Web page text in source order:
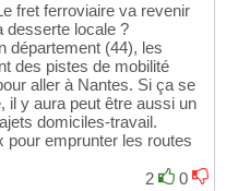
fret ferroviaire va revenir
desserte locale ?
département (44), les
des pistes de mobilité
aller à Nantes. Si ça se
il y aura peut être aussi un
domiciles-travail.
pour emprunter les routes
2
0